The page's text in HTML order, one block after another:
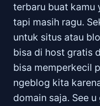
terbaru buat kamu
tapi masih ragu.
untuk situs atau
bisa di host gratis
bisa memperkecil
ngeblog kita
domain saja. See u